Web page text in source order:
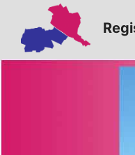
Inhalt
springen